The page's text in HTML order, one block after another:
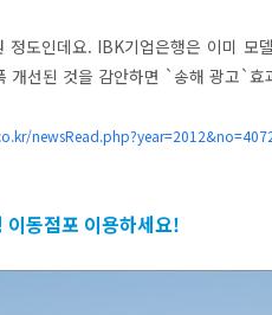
도인데요. IBK기업은행은 이미 모
개선된 것을 감안하면 `송해 광고`
동점포 이용하세요!